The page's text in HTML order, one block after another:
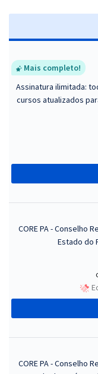
Mais completo!
Assinatura ilimitada:
cursos atualizados
CORE PA - Conselho
Estado do
CORE PA - Conselho